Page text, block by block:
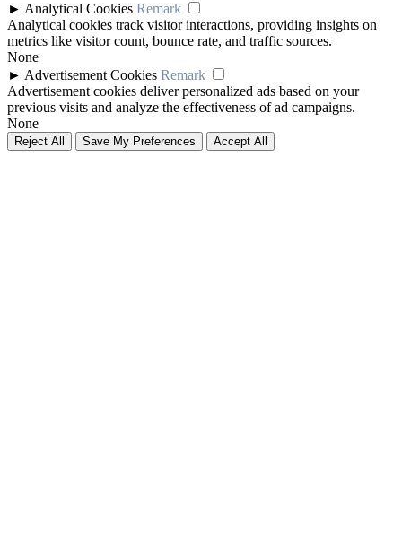
► Analytical Cookies Remark
Analytical cookies track visitor interactions, providing insights on
metrics like visitor count, bounce rate, and traffic sources.
None
► Advertisement Cookies Remark
Advertisement cookies deliver personalized ads based on your
previous visits and analyze the effectiveness of ad campaigns.
None
Reject All Save My Preferences Accept All